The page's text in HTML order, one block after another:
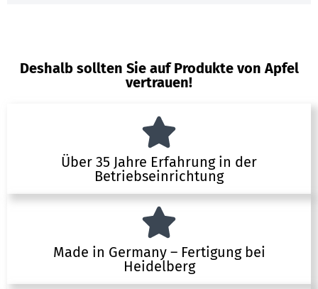
Deshalb sollten Sie auf Produkte von Apfel
vertrauen!
Über 35 Jahre Erfahrung in der
Betriebseinrichtung
Made in Germany – Fertigung bei
Heidelberg